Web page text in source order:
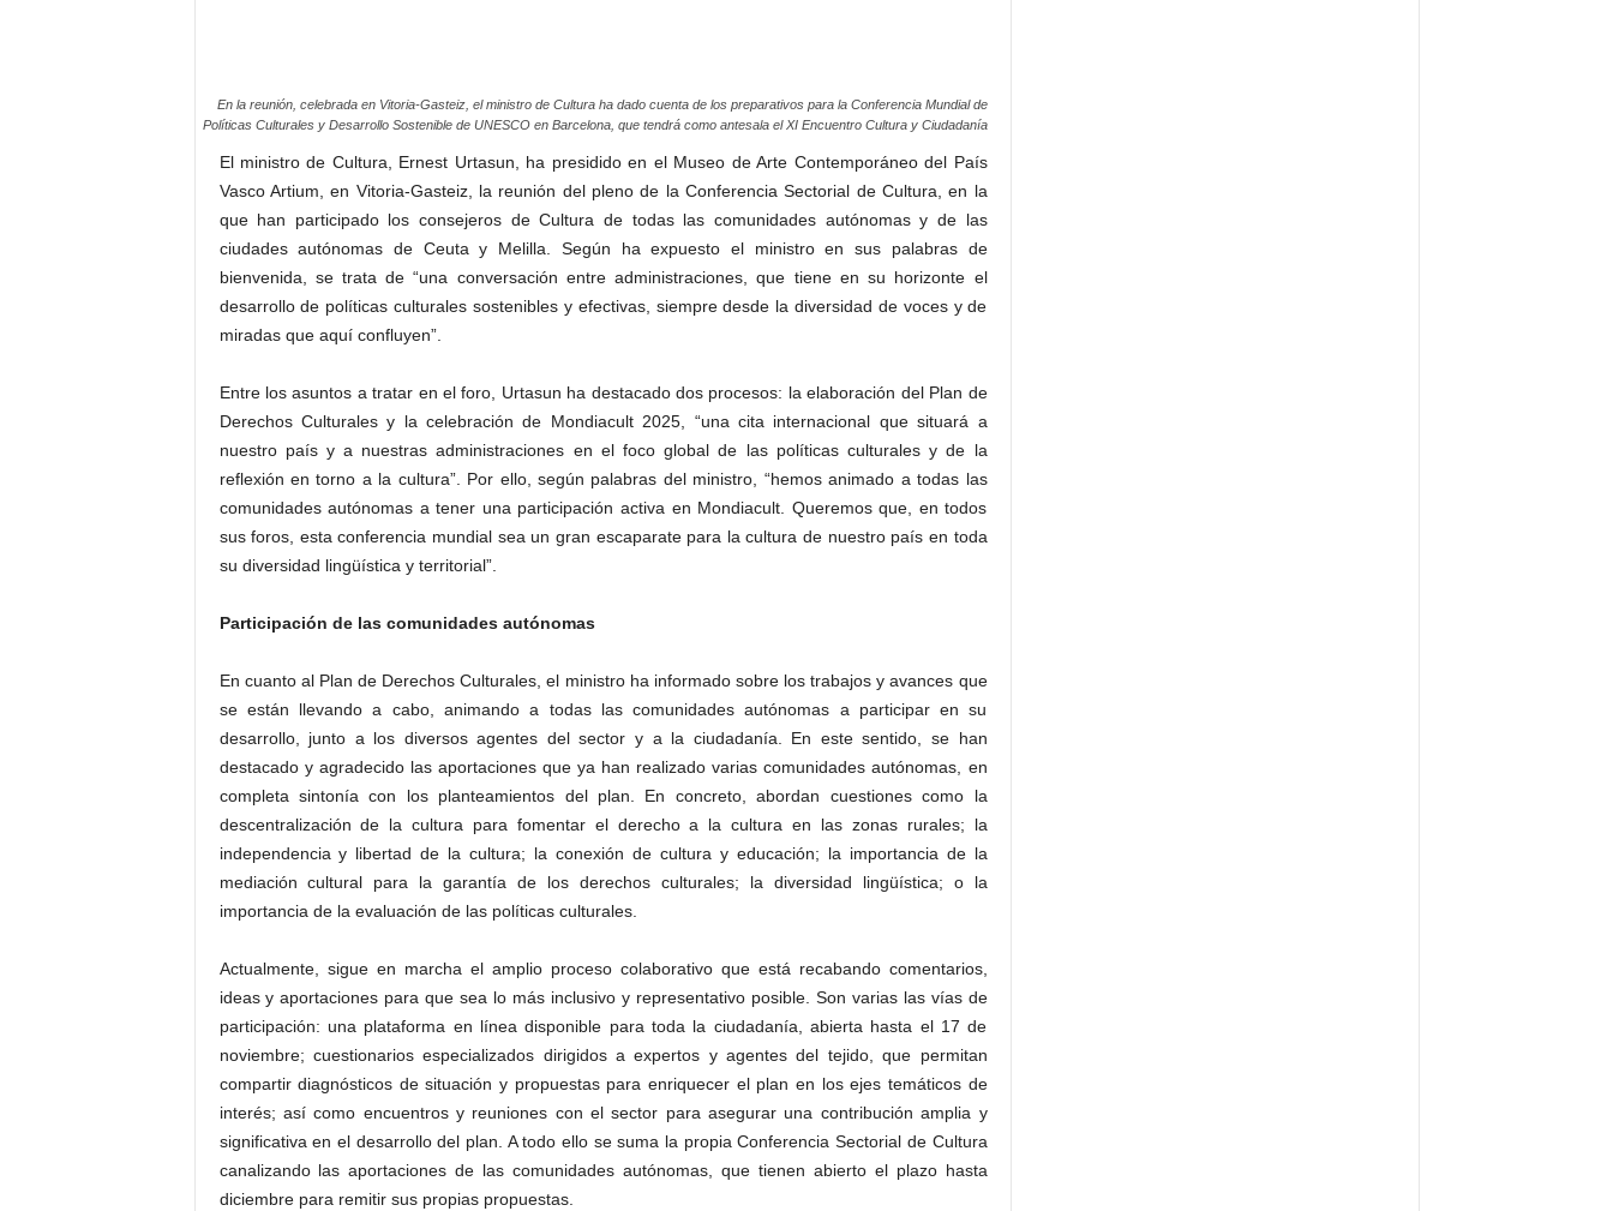
En la reunión, celebrada en Vitoria-Gasteiz, el ministro de Cultura ha dado cuenta de los preparativos para la Conferencia Mundial de
Políticas Culturales y Desarrollo Sostenible de UNESCO en Barcelona, que tendrá como antesala el XI Encuentro Cultura y Ciudadanía
El ministro de Cultura, Ernest Urtasun, ha presidido en el Museo de Arte Contemporáneo del País
Vasco Artium, en Vitoria-Gasteiz, la reunión del pleno de la Conferencia Sectorial de Cultura, en la
que han participado los consejeros de Cultura de todas las comunidades autónomas y de las
ciudades autónomas de Ceuta y Melilla. Según ha expuesto el ministro en sus palabras de
bienvenida, se trata de “una conversación entre administraciones, que tiene en su horizonte el
desarrollo de políticas culturales sostenibles y efectivas, siempre desde la diversidad de voces y de
miradas que aquí confluyen”.
Entre los asuntos a tratar en el foro, Urtasun ha destacado dos procesos: la elaboración del Plan de
Derechos Culturales y la celebración de Mondiacult 2025, “una cita internacional que situará a
nuestro país y a nuestras administraciones en el foco global de las políticas culturales y de la
reflexión en torno a la cultura”. Por ello, según palabras del ministro, “hemos animado a todas las
comunidades autónomas a tener una participación activa en Mondiacult. Queremos que, en todos
sus foros, esta conferencia mundial sea un gran escaparate para la cultura de nuestro país en toda
su diversidad lingüística y territorial”.
Participación de las comunidades autónomas
En cuanto al Plan de Derechos Culturales, el ministro ha informado sobre los trabajos y avances que
se están llevando a cabo, animando a todas las comunidades autónomas a participar en su
desarrollo, junto a los diversos agentes del sector y a la ciudadanía. En este sentido, se han
destacado y agradecido las aportaciones que ya han realizado varias comunidades autónomas, en
completa sintonía con los planteamientos del plan. En concreto, abordan cuestiones como la
descentralización de la cultura para fomentar el derecho a la cultura en las zonas rurales; la
independencia y libertad de la cultura; la conexión de cultura y educación; la importancia de la
mediación cultural para la garantía de los derechos culturales; la diversidad lingüística; o la
importancia de la evaluación de las políticas culturales.
Actualmente, sigue en marcha el amplio proceso colaborativo que está recabando comentarios,
ideas y aportaciones para que sea lo más inclusivo y representativo posible. Son varias las vías de
participación: una plataforma en línea disponible para toda la ciudadanía, abierta hasta el 17 de
noviembre; cuestionarios especializados dirigidos a expertos y agentes del tejido, que permitan
compartir diagnósticos de situación y propuestas para enriquecer el plan en los ejes temáticos de
interés; así como encuentros y reuniones con el sector para asegurar una contribución amplia y
significativa en el desarrollo del plan. A todo ello se suma la propia Conferencia Sectorial de Cultura
canalizando las aportaciones de las comunidades autónomas, que tienen abierto el plazo hasta
diciembre para remitir sus propias propuestas.